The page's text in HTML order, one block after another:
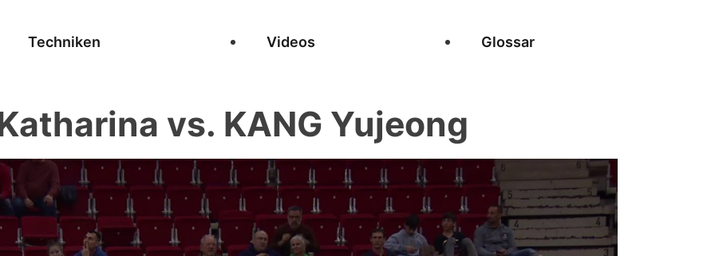
Techniken Videos Glossar
vs. KANG Yujeong